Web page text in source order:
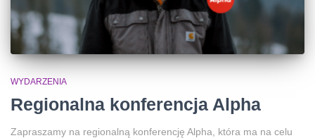
WYDARZENIA
Regionalna konferencja Alpha
Zapraszamy na regionalną konferencję Alpha, która ma na celu